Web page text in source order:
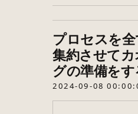
プロセスを全
集約させて
グの準備をす
2024-09-08